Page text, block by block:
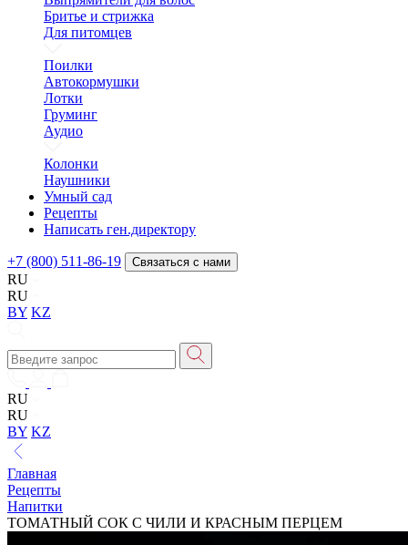
Бритье и стрижка
Для питомцев
Поилки
Автокормушки
Лотки
Груминг
Аудио
Колонки
Наушники
Умный сад
Рецепты
Написать ген.директору
+7 (800) 511-86-19 Связаться с нами
RU
RU
BY KZ
RU
RU
BY KZ
Главная
Рецепты
Напитки
ТОМАТНЫЙ СОК С ЧИЛИ И КРАСНЫМ ПЕРЦЕМ